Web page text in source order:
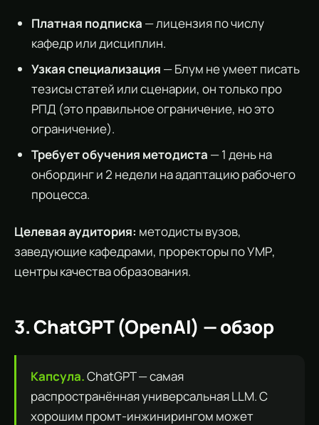
Платная подписка — лицензия по числу
кафедр или дисциплин.
Узкая специализация — Блум не умеет писать
тезисы статей или сценарии, он только про
РПД (это правильное ограничение, но это
ограничение).
Требует обучения методиста — 1 день на
онбординг и 2 недели на адаптацию рабочего
процесса.
Целевая аудитория: методисты вузов,
заведующие кафедрами, проректоры по УМР,
центры качества образования.
3. ChatGPT (OpenAI) — обзор
Капсула.ChatGPT — самая
распространённая универсальная LLM. С
хорошим промт-инжинирингом может